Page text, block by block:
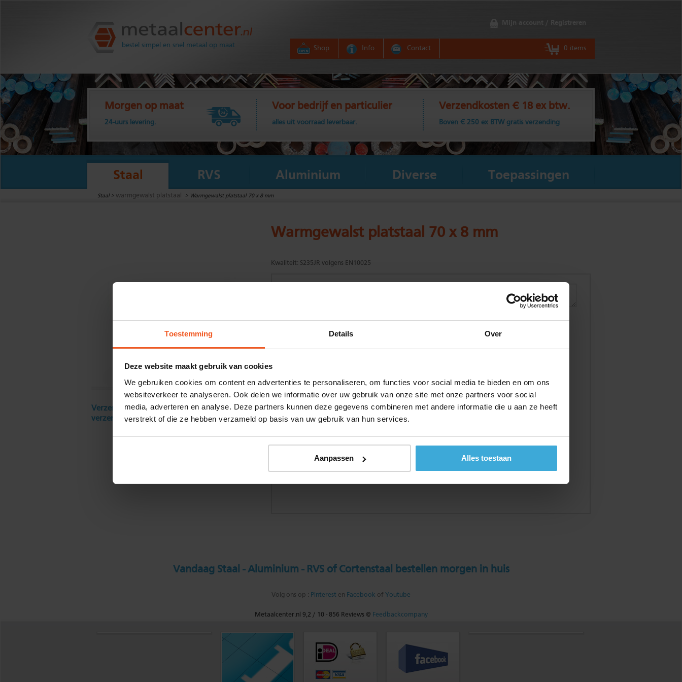
Toestemming Details Over
Deze website maakt gebruik van cookies
We gebruiken cookies om content en advertenties te personaliseren, om functies voor social media te bieden en om ons
websiteverkeer te analyseren. Ook delen we informatie over uw gebruik van onze site met onze partners voor social
media, adverteren en analyse. Deze partners kunnen deze gegevens combineren met andere informatie die u aan ze heeft
verstrekt of die ze hebben verzameld op basis van uw gebruik van hun services.
Aanpassen Alles toestaan
Metaalcenter.nl
bestel simpel en snel metaal op maat
Mijn account / Registreren
Shop Info Contact 0 items
Morgen op maat
24-uurs levering.
Voor bedrijf en particulier
alles uit voorraad leverbaar.
Verzendkosten € 18 ex btw.
Boven € 250 ex BTW gratis verzending
Staal RVS Aluminium Diverse Toepassingen
Staal > warmgewalst platstaal > Warmgewalst platstaal 70 x 8 mm
Verzendkosten € 18 excl. BTW, gratis
verzending vanaf € 250 excl. BTW
Warmgewalst platstaal 70 x 8 mm
Kwaliteit: S235JR volgens EN10025
Gewenste
mm
Materiaalkosten
0,00
Alle bedragen zijn excl. 21% BTW
Vandaag Staal - Aluminium - RVS of Cortenstaal bestellen morgen in huis
Volg ons op : Pinterest en Facebook of Youtube
Metaalcenter.nl 9,2 / 10 -856 Reviews @ Feedbackcompany